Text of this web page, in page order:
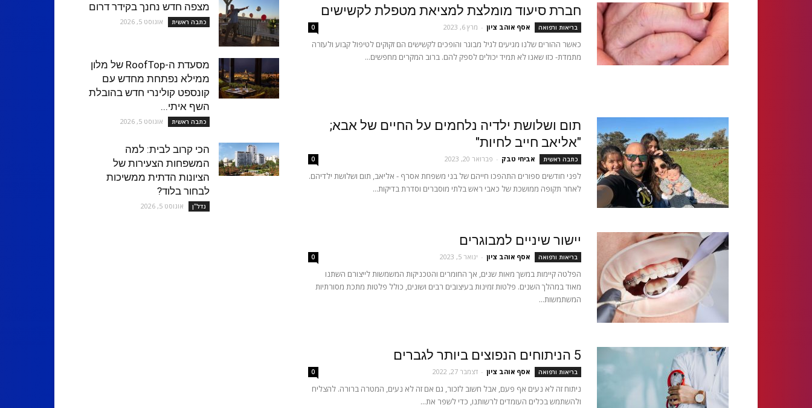
חברת סיעוד מומלצת למציאת מטפלת לקשישים
בריאות ורפואה אסף אוהב ציון - מרץ 6, 2023 0
כאשר ההורים שלנו מגיעים לגיל מבוגר והופכים לקשישים הם זקוקים לטיפול קבוע ולעזרה
מתמדת- כזו שאנו לא תמיד יכולים לספק להם. ברוב המקרים מחפשים...
תום ושלושת ילדיה נלחמים על החיים של אבא;
"אליאב חייב לחיות"
כתבה ראשית אביחי טבק - פברואר 20, 2023 0
לפני חודשים ספורים התהפכו חייהם של בני משפחת אסרף - אליאב, תום ושלושת ילדיהם.
לאחר תקופה ממושכת של כאבי ראש בלתי מוסברים וסדרת בדיקות...
יישור שיניים למבוגרים
בריאות ורפואה אסף אוהב ציון - ינואר 5, 2023 0
הפלטה קיימות במשך מאות שנים, אך החומרים והטכניקות המשמשות לייצורם השתנו
מאוד במהלך השנים. פלטות זמינות בעיצובים רבים ושונים, כולל פלטות מתכת מסורתיות
המשתמשות...
5 הניתוחים הנפוצים ביותר לגברים
בריאות ורפואה אסף אוהב ציון - דצמבר 27, 2022 0
ניתוח זה לא נעים אף פעם, אבל חשוב לזכור, גם אם זה לא נעים, המטרה ברורה. להצליח
ולהשתמש בכלים העומדים לרשותנו, כדי לשפר את...
מצפה חדש נחנך בקידר דרום
כתבה ראשית אוגוסט 5, 2026
מסעדת ה-RoofTop של מלון
ממילא נפתחת מחדש עם
קונספט קולינרי חדש בהובלת
השף איתי...
כתבה ראשית אוגוסט 5, 2026
הכי קרוב לבית: למה
המשפחות הצעירות של
הציונות הדתית ממשיכות
לבחור בלוד?
נדל''ן אוגוסט 5, 2026